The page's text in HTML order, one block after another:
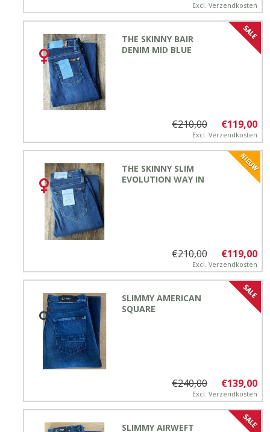
Excl. Verzendkosten
THE SKINNY BAIR
DENIM MID BLUE
€119,00
€210,00
Excl. Verzendkosten
THE SKINNY SLIM
EVOLUTION WAY IN
€119,00
€210,00
Excl. Verzendkosten
SLIMMY AMERICAN
SQUARE
€139,00
€240,00
Excl. Verzendkosten
SLIMMY AIRWEFT